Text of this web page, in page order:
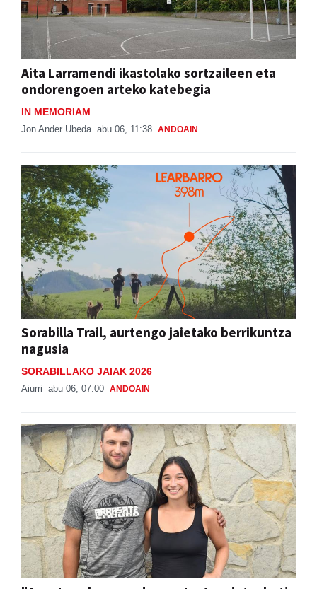
Aita Larramendi ikastolako sortzaileen eta
ondorengoen arteko katebegia
IN MEMORIAM
Jon Ander Ubeda abu 06, 11:38 ANDOAIN
Sorabilla Trail, aurtengo jaietako berrikuntza
nagusia
SORABILLAKO JAIAK 2026
Aiurri abu 06, 07:00 ANDOAIN